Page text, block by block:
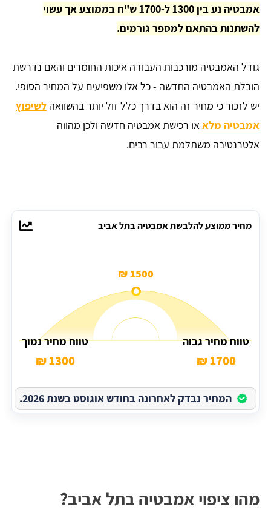
אמבטיה נע בין 1300 ל-1700 ש"ח בממוצע אך עשוי
להשתנות בהתאם למספר גורמים.
גודל האמבטיה מורכבות העבודה איכות החומרים והאם נדרשת
הובלת האמבטיה החדשה - כל אלו משפיעים על המחיר הסופי.
יש לזכור כי מחיר זה הוא בדרך כלל זול יותר בהשוואה לשיפוץ
אמבטיה מלאאו רכישת אמבטיה חדשה ולכן מהווה
אלטרנטיבה משתלמת עבור רבים.
מחיר ממוצע להלבשת אמבטיה בתל אביב
1500 ₪
טווח מחיר גבוה
1700 ₪
טווח מחיר נמוך
1300 ₪
המחיר נבדק לאחרונה בחודש אוגוסט בשנת 2026.
מהו ציפוי אמבטיה בתל אביב?